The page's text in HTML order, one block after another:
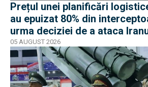
Prețul unei planificări
au epuizat 80% din
urma deciziei de a ataca
05 AUGUST 2026